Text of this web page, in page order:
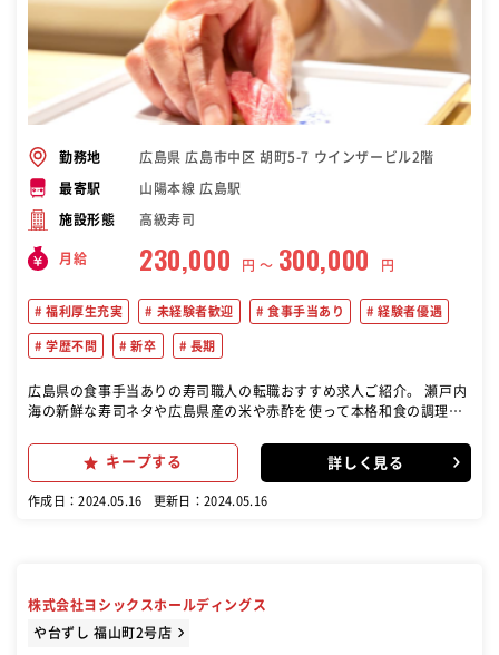
勤務地 広島県 広島市中区 胡町5-7 ウインザービル2階
最寄駅 山陽本線 広島駅
施設形態 高級寿司
月給 230,000 円 〜 300,000 円
福利厚生充実 未経験者歓迎 食事手当あり 経験者優遇
学歴不問 新卒 長期
広島県の食事手当ありの寿司職人の転職おすすめ求人ご紹介。 瀬戸内
海の新鮮な寿司ネタや広島県産の米や赤酢を使って本格和食の調理を
り出してみませんか？
キープする 詳しく見る
作成日：2024.05.16 更新日：2024.05.16
株式会社ヨシックスホールディングス
や台ずし 福山町2号店